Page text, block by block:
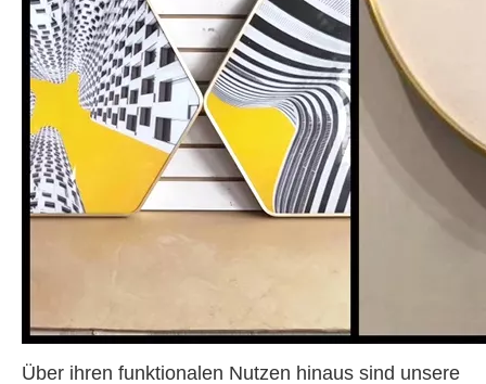
Über ihren funktionalen Nutzen hinaus sind unsere